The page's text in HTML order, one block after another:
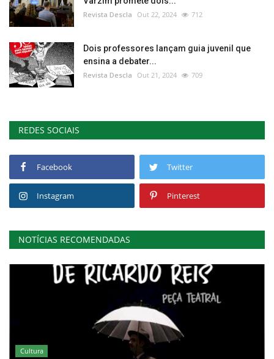
Revista Descla Out 22, 2024 712
Dois professores lançam guia juvenil que
ensina a debater...
Revista Descla Out 21, 2024 709
REDES SOCIAIS
Facebook Twitter
Instagram Pinterest
NOTÍCIAS RECOMENDADAS
Cultura